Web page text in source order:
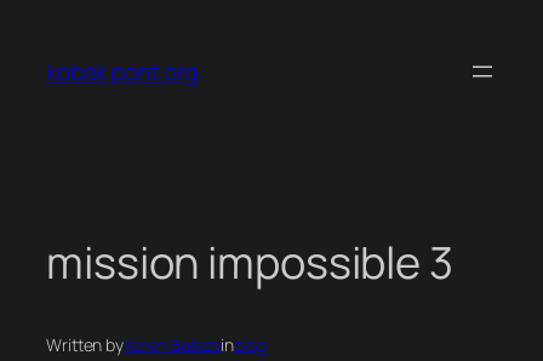
tartalomhoz
kobak pont org
mission impossible 3
Written byKoren Balazsinblog